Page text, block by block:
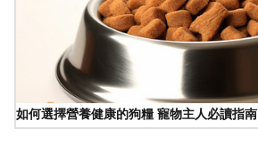
如何選擇營養健康的狗糧 寵物主人必讀指南